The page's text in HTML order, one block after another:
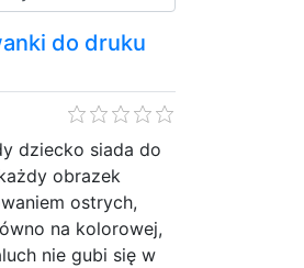
do druku
dziecko siada do
obrazek
ostrych,
na kolorowej,
nie gubi się w